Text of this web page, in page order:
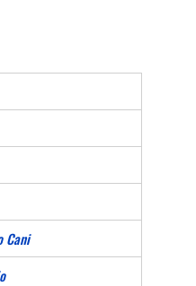
Cani